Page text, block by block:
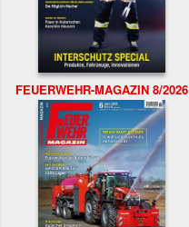
FEUERWEHR-MAGAZIN 8/2026